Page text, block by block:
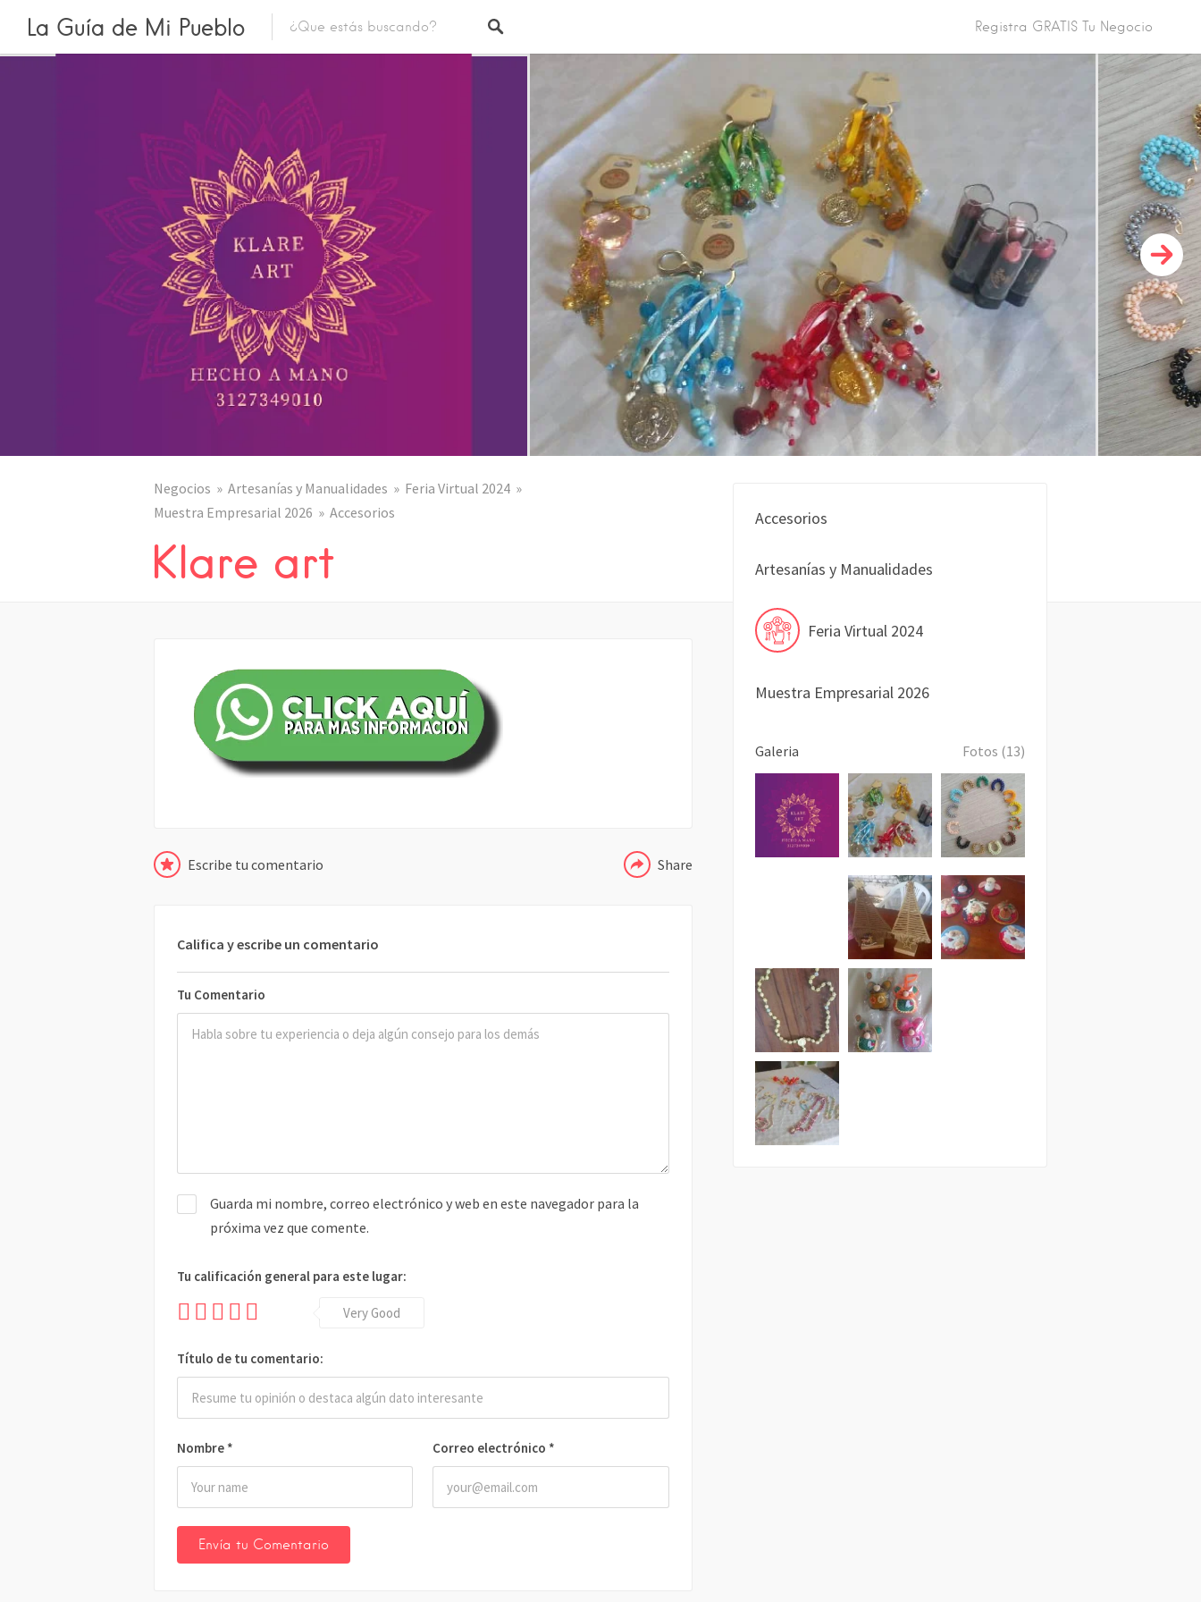
La Guía de Mi Pueblo Registra GRATIS Tu Negocio
Negocios Artesanías y Manualidades
Feria Virtual 2024
Muestra Empresarial 2026
Accesorios
Klare art
Escribe tu comentario Share
Califica y escribe un comentario
Tu Comentario
Nombre * Correo electrónico *
Guarda mi nombre, correo electrónico y web en este navegador para la
próxima vez que comente.
Tu calificación general para este lugar:
Very Good
Título de tu comentario:
Accesorios
Artesanías y Manualidades
Feria Virtual 2024
Muestra Empresarial 2026
Galeria Fotos (13)